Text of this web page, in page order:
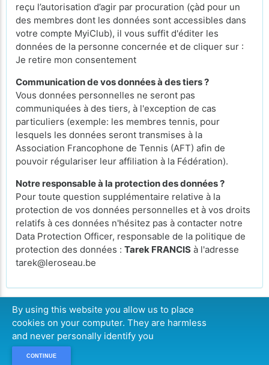
reçu l’autorisation d’agir par procuration (çàd pour un
des membres dont les données sont accessibles dans
votre compte MyiClub), il vous suffit d'éditer les
données de la personne concernée et de cliquer sur :
Je retire mon consentement
Communication de vos données à des tiers ?
Vous données personnelles ne seront pas
communiquées à des tiers, à l'exception de cas
particuliers (exemple: les membres tennis, pour
lesquels les données seront transmises à la
Association Francophone de Tennis (AFT) afin de
pouvoir régulariser leur affiliation à la Fédération).
Notre responsable à la protection des données ?
Pour toute question supplémentaire relative à la
protection de vos données personnelles et à vos droits
relatifs à ces données n'hésitez pas à contacter notre
Data Protection Officer, responsable de la politique de
protection des données : Tarek FRANCIS à l'adresse
tarek@leroseau.be
CONTINUER
By using this website you allow us to place
cookies on your computer. They are harmless
and never personally identify you
CONTINUE